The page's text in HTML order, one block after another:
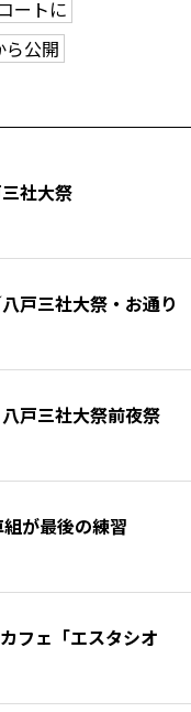
ートに
公開
社大祭
戸三社大祭・お通り
戸三社大祭前夜祭
が最後の練習
フェ「エスタシオ